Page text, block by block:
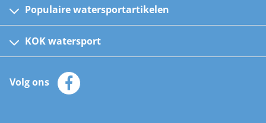
Populaire watersportartikelen
Kinder reddingsvesten
Automatische reddingsvesten
Zeilkleding
Zonnepanelen
KOK watersport
Klantenservice
Merken
Volg ons